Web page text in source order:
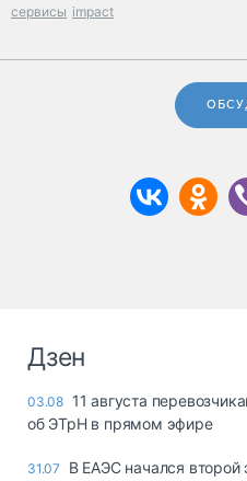
сервисы impact
Дзен
03.08 11 августа
об ЭТрН в прямом эфире
31.07 В ЕАЭС начался второй